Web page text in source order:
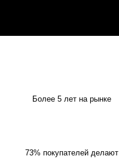
Более 5 лет на рынке
73% покупателей делают